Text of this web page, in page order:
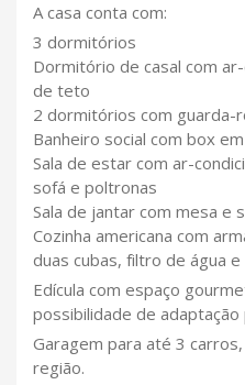
A casa conta com:
3 dormitórios
Dormitório de casal com
de teto
2 dormitórios com guarda-
Banheiro social com box
Sala de estar com ar-
sofá e poltronas
Sala de jantar com mesa e
Cozinha americana com
duas cubas, filtro de água
Edícula com espaço
possibilidade de adaptação
Garagem para até 3
região.